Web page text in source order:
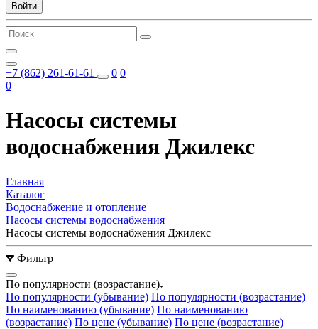
Войти
+7 (862) 261-61-61 0 0
0
Насосы системы
водоснабжения Джилекс
Главная
Каталог
Водоснабжение и отопление
Насосы системы водоснабжения
Насосы системы водоснабжения Джилекс
Фильтр
По популярности (возрастание)
По популярности (убывание) По популярности (возрастание)
По наименованию (убывание) По наименованию
(возрастание) По цене (убывание) По цене (возрастание)